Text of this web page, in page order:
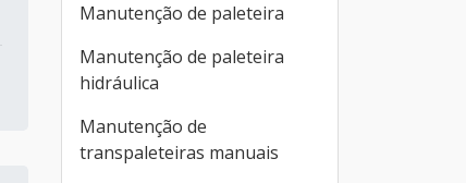
Manutenção de paleteira
Manutenção de paleteira
hidráulica
Manutenção de
transpaleteiras manuais